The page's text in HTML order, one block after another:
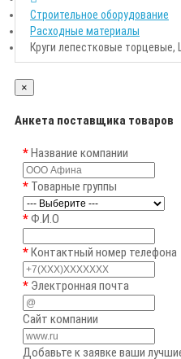
Строительное оборудование
Расходные материалы
Круги лепестковые
×
Анкета поставщика товаров
Название компании
Товарные группы
Ф.И.О
Контактный номер телефона
Электронная почта
Сайт компании
Добавьте к заявке ваши